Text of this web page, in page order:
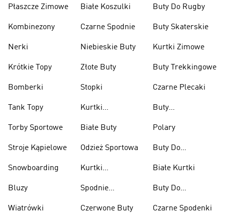
Płaszcze Zimowe
Kombinezony
Nerki
Krótkie Topy
Bomberki
Tank Topy
Torby Sportowe
Stroje Kąpielowe
Snowboarding
Bluzy
Wiatrówki
Białe Koszulki
Czarne Spodnie
Niebieskie Buty
Złote Buty
Stopki
Kurtki
Białe Buty
Odzież Sportowa
Kurtki
Spodnie
Czerwone Buty
Buty Do Rugby
Buty Skaterskie
Kurtki Zimowe
Buty Trekkingowe
Czarne Plecaki
Buty
Polary
Buty Do
Ciężarów
Białe Kurtki
Buty Do
Czarne Spodenki